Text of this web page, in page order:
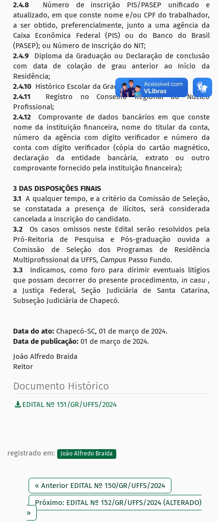
2.4.8
Número de inscrição PIS/PASEP unificado e
atualizado, em que conste nome e/ou CPF do trabalhador,
a ser obtido, preferencialmente, junto a uma agência da
Caixa Econômica Federal (PIS) ou do Banco do Brasil
(PASEP); ou Número de Inscrição do NIT;
2.4.9
Diploma da Graduação ou Declaração de conclusão
com data de colação de grau anterior ao Início da
Residência;
2.4.10 Histórico Escolar da Graduação;
2.4.11
Registro no Conselho Regional do Núcleo
Profissional;
2.4.12
Comprovante de dados bancários em que conste
nome da instituição financeira, nome do titular da conta,
número da agência com dígito verificador e número da
conta com dígito verificador (cópia do cartão magnético,
declaração da entidade bancária, extrato ou outro
comprovante fornecido pela instituição financeira);
3 DAS DISPOSIÇÕES FINAIS
3.1 A qualquer tempo, e a critério da Comissão de Seleção,
se constatada a presença de ilícitos, será considerada
cancelada a inscrição do candidato.
3.2
Os casos omissos neste Edital serão resolvidos pela
Pró-Reitoria de Pesquisa e Pós-graduação ouvida a
Comissão de Seleção dos Programas de Residência
Multiprofissional da UFFS, Campus Passo Fundo.
3.3
Indicamos, como foro para dirimir eventuais litígios
que possam decorrer do presente procedimento, in casu,
a Justiça Federal, Seção Judiciária de Santa Catarina,
Subseção Judiciária de Chapecó.
Data do ato: Chapecó-SC, 01 de março de 2024.
Data de publicação: 01 de março de 2024.
João Alfredo Braida
Reitor
Documento Histórico
EDITAL Nº 151/GR/UFFS/2024
registrado em: João Alfredo Braida
« Anterior EDITAL Nº 150/GR/UFFS/2024
Próximo: EDITAL Nº 152/GR/UFFS/2024 (ALTERADO)
»